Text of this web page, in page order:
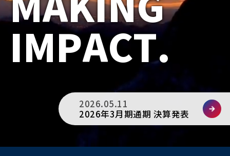
2026.05.11
2026年3月期通期 決算発表